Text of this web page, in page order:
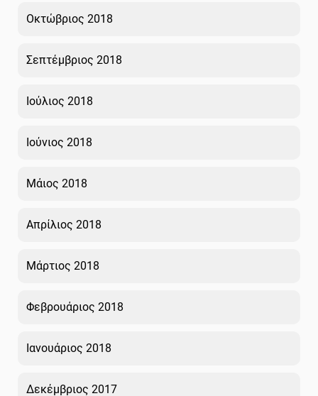
Οκτώβριος 2018
Σεπτέμβριος 2018
Ιούλιος 2018
Ιούνιος 2018
Μάιος 2018
Απρίλιος 2018
Μάρτιος 2018
Φεβρουάριος 2018
Ιανουάριος 2018
Δεκέμβριος 2017